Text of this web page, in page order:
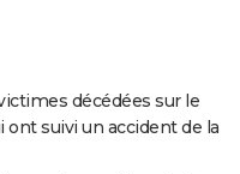
décédées sur le
suivi un accident de la